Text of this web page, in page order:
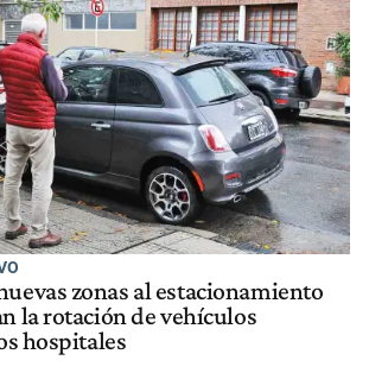
zonas al estacionamiento
la rotación de vehículos
hospitales